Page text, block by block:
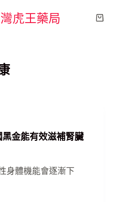
虎王藥局
金能有效滋補腎臟
身體機能會逐漸下